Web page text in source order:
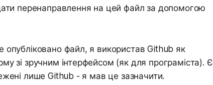
перенаправлення на цей файл за допомогою
файл, я використав Github як
зі зручним інтерфейсом (як для програміста). Є
лише Github - я мав це зазначити.